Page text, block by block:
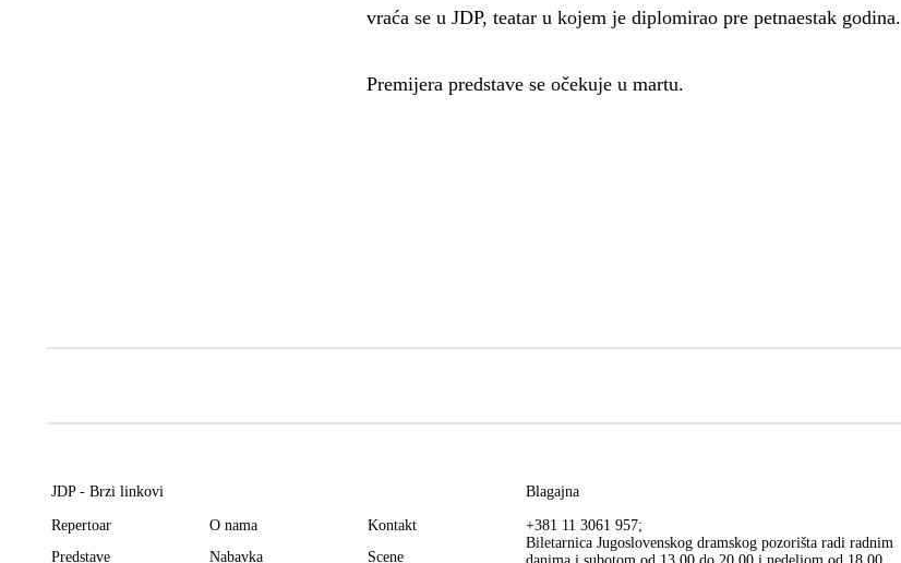
vraća se u JDP, teatar u kojem je diplomirao pre petnaestak godina.
Premijera predstave se očekuje u martu.
JDP - Brzi linkovi
Repertoar O nama
Kontakt
Predstave
Nabavka Scene
Blagajna
+381 11 3061 957;
Biletarnica Jugoslovenskog dramskog pozorišta radi radnim